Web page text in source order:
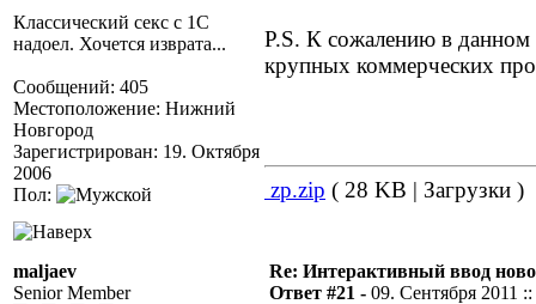
Классический секс с 1С
надоел. Хочется изврата...
Сообщений: 405
Местоположение: Нижний
Новгород
Зарегистрирован: 19. Октября
2006
Пол:
P.S. К сожалению в данном
крупных коммерческих
zp.zip ( 28 KB | Загрузки )
maljaev
Senior Member
Re: Интерактивный ввод
Ответ #21 - 09. Сентября 2011